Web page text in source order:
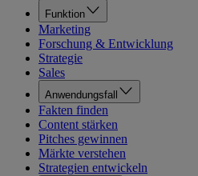
Funktion
Marketing
Forschung & Entwicklung
Strategie
Sales
Anwendungsfall
Fakten finden
Content stärken
Pitches gewinnen
Märkte verstehen
Strategien entwickeln